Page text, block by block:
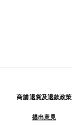
商舖退貨及退款政策
提出意見